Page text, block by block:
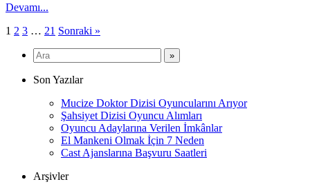
Devamı...
Yazı
sayfalaması
1 2 3 … 21 Sonraki »
Son Yazılar
Mucize Doktor Dizisi Oyuncularını Arıyor
Şahsiyet Dizisi Oyuncu Alımları
Oyuncu Adaylarına Verilen İmkânlar
El Mankeni Olmak İçin 7 Neden
Cast Ajanslarına Başvuru Saatleri
Arşivler